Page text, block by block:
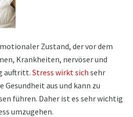
Zustand, der vor dem
Krankheiten, nervöser und
auftritt. Stress wirkt sich sehr
Gesundheit aus und kann zu
führen. Daher ist es sehr wichtig
umzugehen.